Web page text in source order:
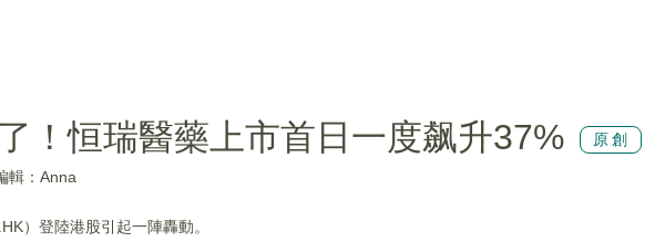
！恒瑞醫藥上市首日一度飙升37% 原創
輯：Anna
）登陸港股引起一陣轟動。